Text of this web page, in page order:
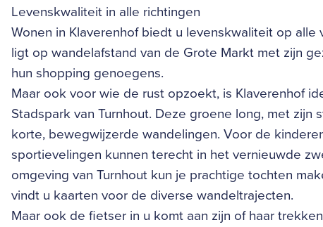
Levenskwaliteit in alle richtingen
Wonen in Klaverenhof biedt u levenskwaliteit op
ligt op wandelafstand van de Grote Markt met zijn
hun shopping genoegens.
Maar ook voor wie de rust opzoekt, is Klaverenhof
Stadspark van Turnhout. Deze groene long, met
korte, bewegwijzerde wandelingen. Voor de
sportievelingen kunnen terecht in het vernieuwde
omgeving van Turnhout kun je prachtige tochten
vindt u kaarten voor de diverse wandeltrajecten.
Maar ook de fietser in u komt aan zijn of haar